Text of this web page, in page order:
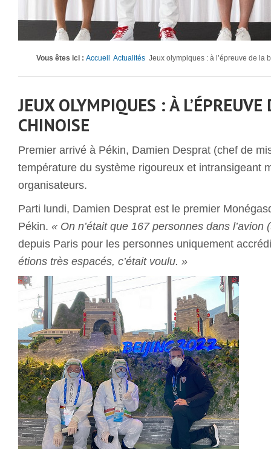
Vous êtes ici : Accueil Actualités Jeux olympiques : à l’épreuve de la
JEUX OLYMPIQUES : À
CHINOISE
Premier arrivé à Pékin, Damien Desprat (chef de
température du système rigoureux et intransigeant
organisateurs.
Parti lundi, Damien Desprat est le premier
Pékin. « On n’était que 167 personnes dans l’avion (
depuis Paris pour les personnes uniquement
étions très espacés, c’était voulu. »